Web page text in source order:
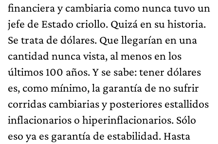
financiera y cambiaria como nunca tuvo un
jefe de Estado criollo. Quizá en su historia.
Se trata de dólares. Que llegarían en una
cantidad nunca vista, al menos en los
últimos 100 años. Y se sabe: tener dólares
es, como mínimo, la garantía de no sufrir
corridas cambiarias y posteriores estallidos
inflacionarios o hiperinflacionarios. Sólo
eso ya es garantía de estabilidad. Hasta